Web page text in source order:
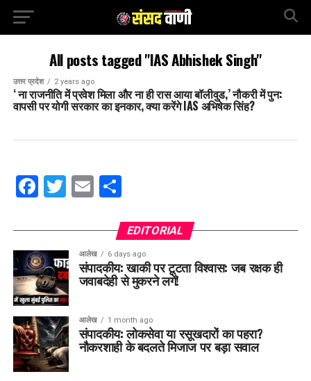
All posts tagged "IAS Abhishek Singh"
उत्तर प्रदेश 2 years ago
‘ ना राजनीति में प्रवेश मिला और ना ही रास आया बॉलीवुड,’ नौकरी में पुन:
वापसी पर योगी सरकार का इनकार, क्या करेंगे IAS अभिषेक सिंह?
Facebook
Twitter
EmailShare
EDITORIAL
आलेख 6 days ago
संपादकीय: खाकी पर टूटता विश्वास: जब रक्षक ही
जवाबदेही से मुकरने लगें!
आलेख 1 month ago
संपादकीय: लोकसेवा या रसूखदारों का पहरा?
नौकरशाही के बदलते मिजाज पर बड़ा सवाल